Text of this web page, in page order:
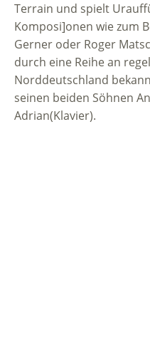
Terrain und spielt
Komposi]onen wie zum
Gerner oder Roger
durch eine Reihe an
Norddeutschland
seinen beiden Söhnen
Adrian(Klavier).